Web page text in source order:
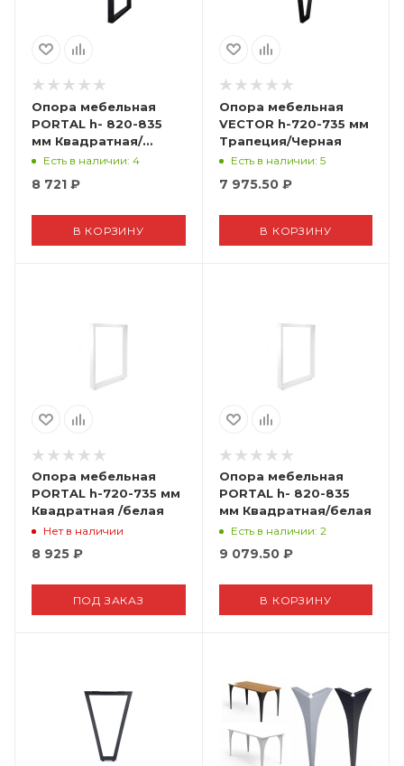
Опора мебельная
PORTAL h- 820-835
мм Квадратная/
черная
Есть в наличии: 4
8 721 ₽
В КОРЗИНУ
Опора мебельная
VECTOR h-720-735 мм
Трапеция/Черная
Есть в наличии: 5
7 975.50₽
В КОРЗИНУ
Опора мебельная
PORTAL h-720-735 мм
Квадратная /белая
Нет в наличии
8 925 ₽
ПОД ЗАКАЗ
Опора мебельная
PORTAL h- 820-835
мм Квадратная/белая
Есть в наличии: 2
9 079.50₽
В КОРЗИНУ